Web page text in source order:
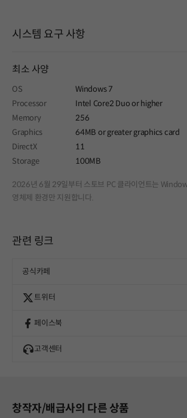
시스템 요구 사항
최소 사양
OS
Windows 7
Processor
Intel Core2 Duo or higher
Memory
256
Graphics
64MB or greater graphics card
DirectX
11
Storage
100MB
2026년 6월 29일부터 스토브 PC 클라이언트는
영체제 환경만 지원합니다.
관련 링크
공식카페
트위터
페이스북
고객센터
창작자/배급사의 다른 상품